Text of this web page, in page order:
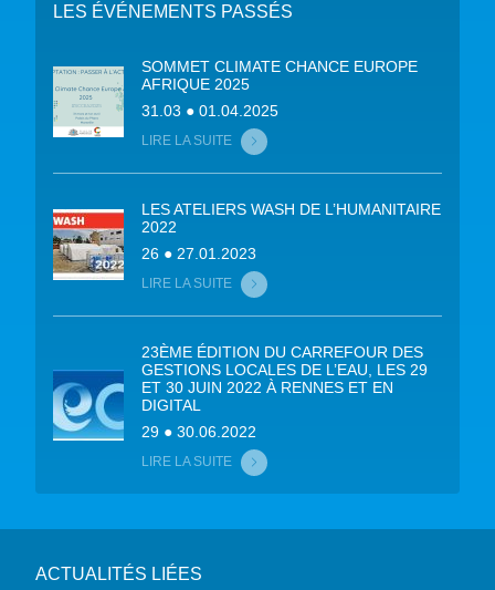
LES ÉVÉNEMENTS PASSÉS
SOMMET CLIMATE CHANCE EUROPE
AFRIQUE 2025
31.03 ● 01.04.2025
LIRE LA SUITE
LES ATELIERS WASH DE L’HUMANITAIRE
2022
26 ● 27.01.2023
LIRE LA SUITE
23ÈME ÉDITION DU CARREFOUR DES
GESTIONS LOCALES DE L’EAU, LES 29
ET 30 JUIN 2022 À RENNES ET EN
DIGITAL
29 ● 30.06.2022
LIRE LA SUITE
ACTUALITÉS LIÉES